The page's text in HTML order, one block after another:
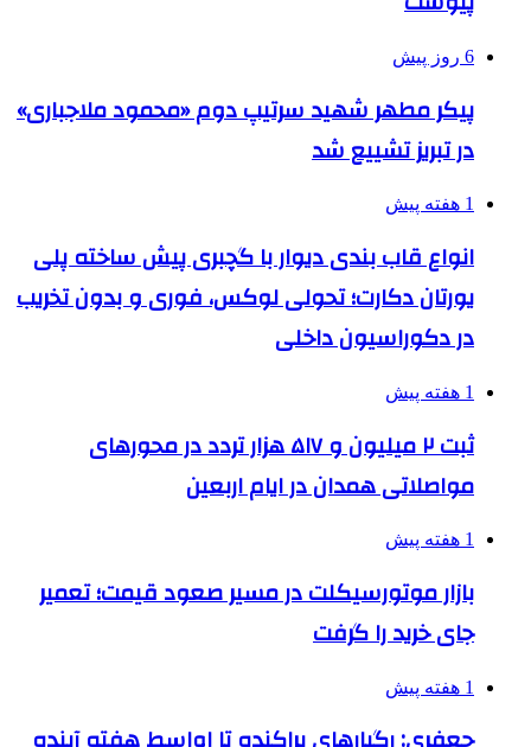
6 روز پیش
پیکر مطهر شهید سرتیپ دوم «محمود ملاجباری»
در تبریز تشییع شد
1 هفته پیش
انواع قاب بندی دیوار با گچبری پیش ساخته پلی
یورتان دکارت؛ تحولی لوکس، فوری و بدون تخریب
در دکوراسیون داخلی
1 هفته پیش
ثبت ۲ میلیون و ۵۱۷ هزار تردد در محورهای
مواصلاتی همدان در ایام اربعین
1 هفته پیش
بازار موتورسیکلت در مسیر صعود قیمت؛ تعمیر
جای خرید را گرفت
1 هفته پیش